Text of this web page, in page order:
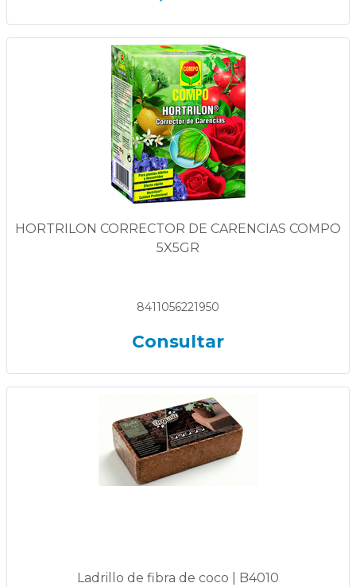
HORTRILON CORRECTOR DE CARENCIAS COMPO
5X5GR
8411056221950
Consultar
Ladrillo de fibra de coco | B4010